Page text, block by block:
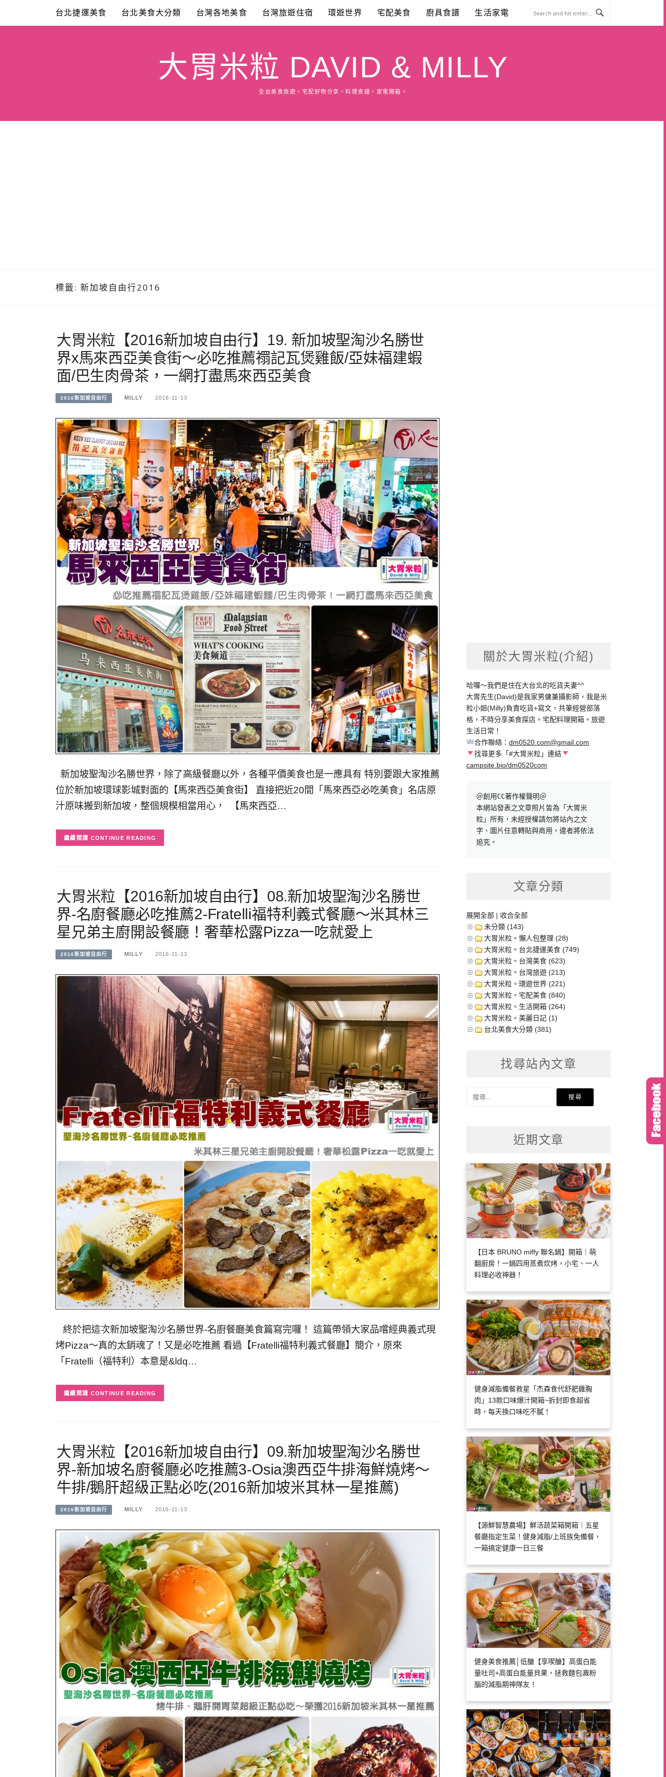
content
台北捷運美食 台北美食大分類 台灣各地美食 台灣旅遊住宿 環遊世界 宅配美食 廚具食譜 生活家電
大胃米粒 DAVID & MILLY
全台美食旅遊。宅配好物分享。料理食譜。家電開箱。
標籤: 新加坡自由行2016
大胃米粒【2016新加坡自由行】19. 新加坡聖淘沙名勝世
界x馬來西亞美食街～必吃推薦禤記瓦煲雞飯/亞妹福建蝦
面/巴生肉骨茶，一網打盡馬來西亞美食
2016新加坡自由行 MILLY 2016-11-13
新加坡聖淘沙名勝世界，除了高級餐廳以外，各種平價美食也是一應具有 特別要跟大家推薦
位於新加坡環球影城對面的【馬來西亞美食街】 直接把近20間「馬來西亞必吃美食」名店原
汁原味搬到新加坡，整個規模相當用心， 【馬來西亞…
CONTINUE READING
大胃米粒【2016新加坡自由行】08.新加坡聖淘沙名勝世
界-名廚餐廳必吃推薦2-Fratelli福特利義式餐廳～米其林三
星兄弟主廚開設餐廳！奢華松露Pizza一吃就愛上
2016新加坡自由行 MILLY 2016-11-13
終於把這次新加坡聖淘沙名勝世界-名廚餐廳美食篇寫完囉！ 這篇帶領大家品嚐經典義式現
烤Pizza～真的太銷魂了！又是必吃推薦 看過【Fratelli福特利義式餐廳】簡介，原來
「Fratelli（福特利）本意是&ldq…
CONTINUE READING
大胃米粒【2016新加坡自由行】09.新加坡聖淘沙名勝世
界-新加坡名廚餐廳必吃推薦3-Osia澳西亞牛排海鮮燒烤～
牛排/鵝肝超級正點必吃(2016新加坡米其林一星推薦)
2016新加坡自由行 MILLY 2016-11-13
關於大胃米粒(介紹)
哈囉～我們是住在大台北的吃貨夫妻^^
大胃先生(David)是我家男傭兼攝影師，我是米
粒小姐(Milly)負責吃貨+寫文，共筆經營部落
格，不時分享美食探店。宅配料理開箱。旅遊
生活日常！
合作聯絡：dm0520.com@gmail.com
找尋更多「#大胃米粒」連結
campsite.bio/dm0520com
＠創用CC著作權聲明＠
本網站發表之文章照片皆為「大胃米
粒」所有，未經授權請勿將站內之文
字、圖片任意轉貼與商用，違者將依法
追究。
文章分類
展開全部 | 收合全部
未分類 (143)
大胃米粒。懶人包整理 (28)
大胃米粒。台北捷運美食 (749)
大胃米粒。台灣美食 (623)
大胃米粒。台灣旅遊 (213)
大胃米粒。環遊世界 (221)
大胃米粒。宅配美食 (840)
大胃米粒。生活開箱 (264)
大胃米粒。美麗日記 (1)
台北美食大分類 (381)
找尋站內文章
近期文章
【日本 BRUNO miffy 聯名鍋】開箱｜萌
翻廚房！一鍋四用蒸煮炊烤，小宅、一人
料理必收神器！
健身減脂備餐救星「杰森食代舒肥雞胸
肉」13款口味爆汁開箱~拆封即食超省
時，每天換口味吃不膩！
【源鮮智慧農場】鮮活蔬菜箱開箱｜五星
餐廳指定生菜！健身減脂/上班族免備餐，
一箱搞定健康一日三餐
健身美食推薦│低醣【享喫醣】高蛋白能
量吐司+高蛋白能量貝果，拯救麵包澱粉
腦的減脂期神隊友！